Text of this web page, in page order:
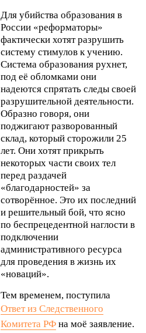
Для убийства образования в
России «реформаторы»
фактически хотят разрушить
систему стимулов к учению.
Система образования рухнет,
под её обломками они
надеются спрятать следы своей
разрушительной деятельности.
Образно говоря, они
поджигают разворованный
склад, который сторожили 25
лет. Они хотят прикрыть
некоторых части своих тел
перед раздачей
«благодарностей» за
сотворённое. Это их последний
и решительный бой, что ясно
по беспрецедентной наглости в
подключении
административного ресурса
для проведения в жизнь их
«новаций».
Тем временем, поступила
Ответ из Следственного
Комитета РФ на моё заявление.